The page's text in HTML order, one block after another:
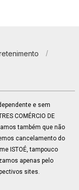
e sem
COMÉRCIO DE
também que não
cancelamento do
ISTOÉ, tampouco
apenas pelo
sites.